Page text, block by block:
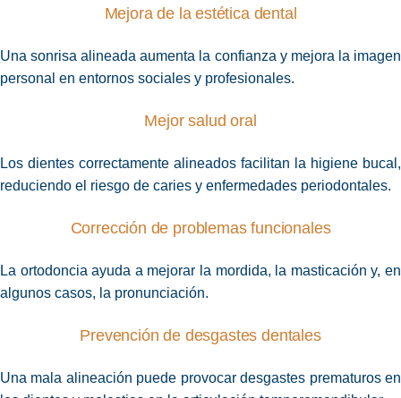
Mejora de la estética dental
Una sonrisa alineada aumenta la confianza y mejora la imagen
personal en entornos sociales y profesionales.
Mejor salud oral
Los dientes correctamente alineados facilitan la higiene bucal,
reduciendo el riesgo de caries y enfermedades periodontales.
Corrección de problemas funcionales
La ortodoncia ayuda a mejorar la mordida, la masticación y, en
algunos casos, la pronunciación.
Prevención de desgastes dentales
Una mala alineación puede provocar desgastes prematuros en